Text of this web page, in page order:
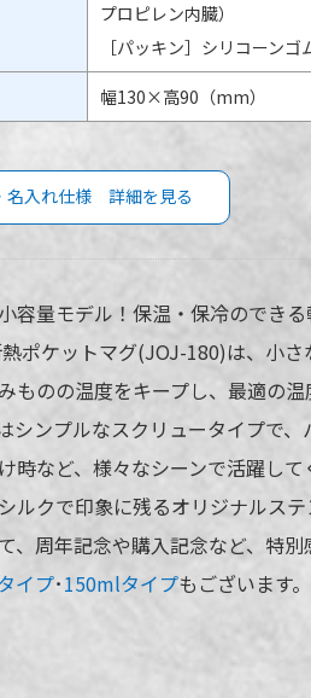
プロピレン内臓）
［パッキン］シリコーンゴ
幅130×高90（mm）
名入れ仕様 詳細を見る
真空断熱ポケットマグ
JOJ-180-LB
JOJ-180-P
JOJ-180-WH
JOJ-180-BK
180ml
5色より選択
容量モデル！保温・保冷のでき
ポケットマグ(JOJ-180)は、小
ものの温度をキープし、最適の
シンプルなスクリュータイプで
時など、様々なシーンで活躍して
ルクで印象に残るオリジナルス
、周年記念や購入記念など、特
イプ･150mlタイプもございます。